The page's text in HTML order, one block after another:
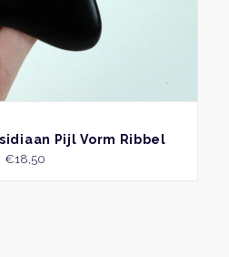
Pijl Vorm Ribbel
€18,50